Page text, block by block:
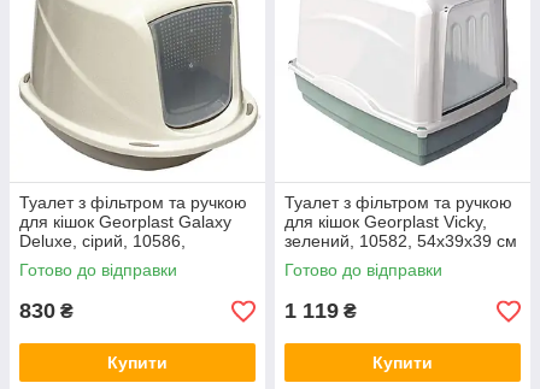
Туалет з фільтром та ручкою
для кішок Georplast Galaxy
Deluxe, сірий, 10586,
45х36х31,5 см
Готово до відправки
830 ₴
Купити
Туалет з фільтром та ручкою
для кішок Georplast Vicky,
зелений, 10582, 54х39х39 см
Готово до відправки
1 119 ₴
Купити